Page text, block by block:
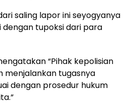
saling lapor ini seyogyanya
dengan tupoksi dari para
“Pihak kepolisian
menjalankan tugasnya
dengan prosedur hukum